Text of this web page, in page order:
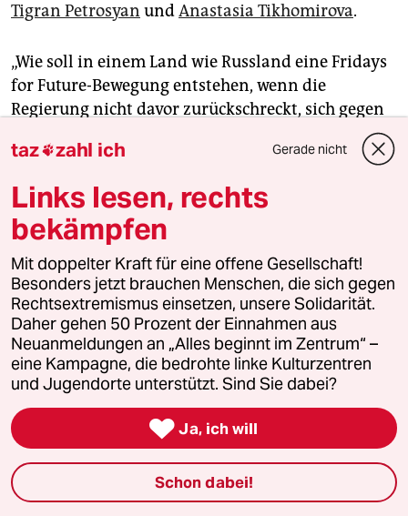
Tigran Petrosyan undAnastasia Tikhomirova.
„Wie soll in einem Land wie Russland eine Fridays
for Future-Bewegung entstehen, wenn die
Regierung nicht davor zurückschreckt, sich gegen
Demonstrationen unter massiver staatlicher
Koroleva und verweist auf mehr als
Festnahmen bei den Protesten im Januar
die Inhaftierung Nawalnys. „In einem so
repressiven Land gibt es größere Probleme als das
Klima.“
Sharifullina wünscht sich mehr Aufmerksamkeit
von europäischer und speziell deutscher Seite:
Themen wie Klimawandel und -aktivismus
bräuchten vor allem in Ländern wie Usbekistan
mehr Sichtbarkeit durch die Presse.(rom)
taz zahl ich Gerade nicht
Links lesen, rechts
bekämpfen
Mit doppelter Kraft für eine offene Gesellschaft!
Besonders jetzt brauchen Menschen, die sich gegen
Rechtsextremismus einsetzen, unsere Solidarität.
Daher gehen 50 Prozent der Einnahmen aus
Neuanmeldungen an „Alles beginnt im Zentrum“ –
eine Kampagne, die bedrohte linke Kulturzentren
und Jugendorte unterstützt. Sind Sie dabei?
 Ja, ich will
Schon dabei!